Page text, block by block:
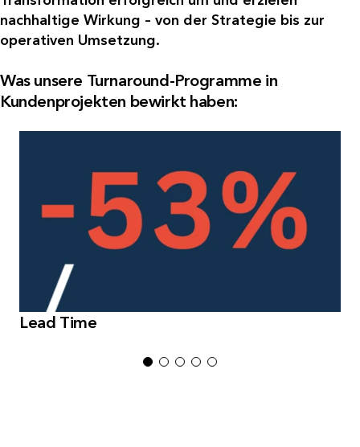
nachhaltige Wirkung – von der Strategie bis zur
operativen Umsetzung.
Was unsere Turnaround-Programme in
Kundenprojekten bewirkt haben:
Lead Time
1 2 3 4 5